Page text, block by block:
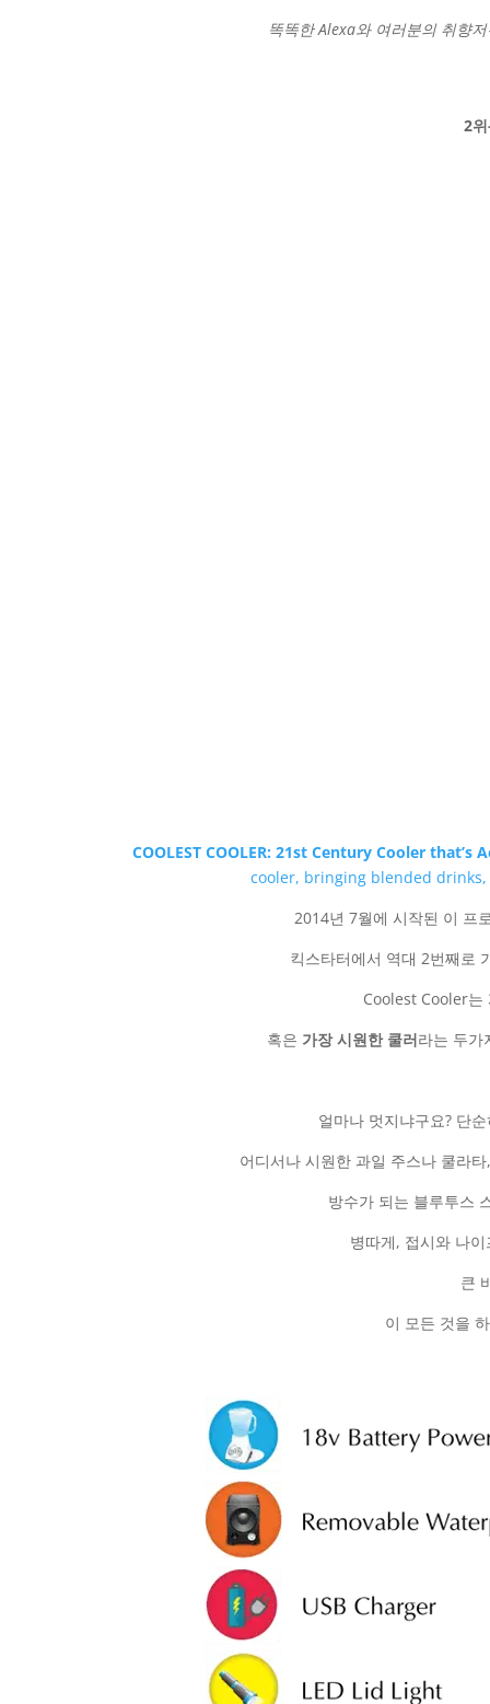
똑똑한 Alexa와 여러분의 취향
2
COOLEST COOLER: 21st Century Cooler that’s
cooler, bringing blended
2014년 7월에 시작된 이 프
킥스타터에서 역대 2번째로
Coolest Cooler는
혹은 가장 시원한 쿨러라는 두가
얼마나 멋지냐구요? 단
어디서나 시원한 과일 주스나 쿨라
방수가 되는 블루투스
병따게, 접시와 나
큰
이 모든 것을